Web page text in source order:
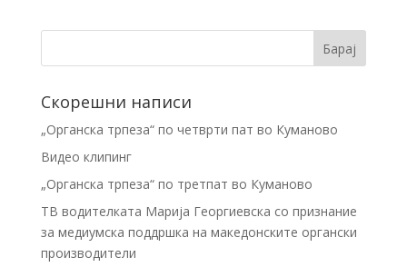
Скорешни написи
„Органска трпеза“ по четврти пат во Куманово
Видео клипинг
„Органска трпеза“ по третпат во Куманово
ТВ водителката Марија Георгиевска со признание
за медиумска поддршка на македонските органски
производители